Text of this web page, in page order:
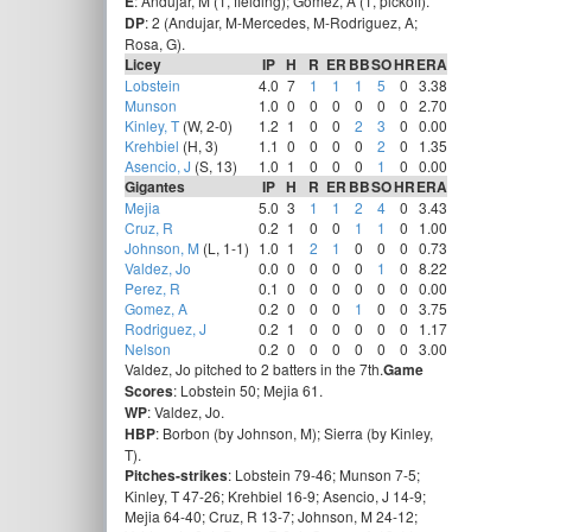
DP: 2 (Andujar, M-Mercedes, M-Rodriguez, A;
Rosa, G).
Licey IP H R ER BBSOHRERA
Lobstein 4.0 7 1 1 1 5 0 3.38
Munson
1.0 0 0 0 0 0 0 2.70
Kinley, T (W, 2-0) 1.2 1 0 0 2 3 0 0.00
Krehbiel (H, 3) 1.1 0 0 0 0 2 0
1.35
Asencio, J (S, 13) 1.0 1 0 0 0 1 0 0.00
Gigantes IP H R ER BBSOHRERA
Mejia 5.0 3 1 1 2 4 0 3.43
Cruz, R
0.2 1 0 0 1 1 0
1.00
Johnson, M (L, 1-1) 1.0 1 2 1 0 0 0 0.73
Valdez, Jo
0.0 0 0 0 0 1 0 8.22
Perez, R
0.1 0 0 0 0 0 0 0.00
Gomez, A
0.2 0 0 0 1 0 0 3.75
Rodriguez, J
0.2 1 0 0 0 0 0
1.17
Nelson
0.2 0 0 0 0 0 0 3.00
Valdez, Jo pitched to 2 batters in the 7th.Game
Scores: Lobstein 50; Mejia 61.
WP: Valdez, Jo.
HBP: Borbon (by Johnson, M); Sierra (by Kinley,
T).
Pitches-strikes: Lobstein 79-46; Munson 7-5;
Kinley, T 47-26; Krehbiel 16-9; Asencio, J 14-9;
Mejia 64-40; Cruz, R 13-7; Johnson, M 24-12;